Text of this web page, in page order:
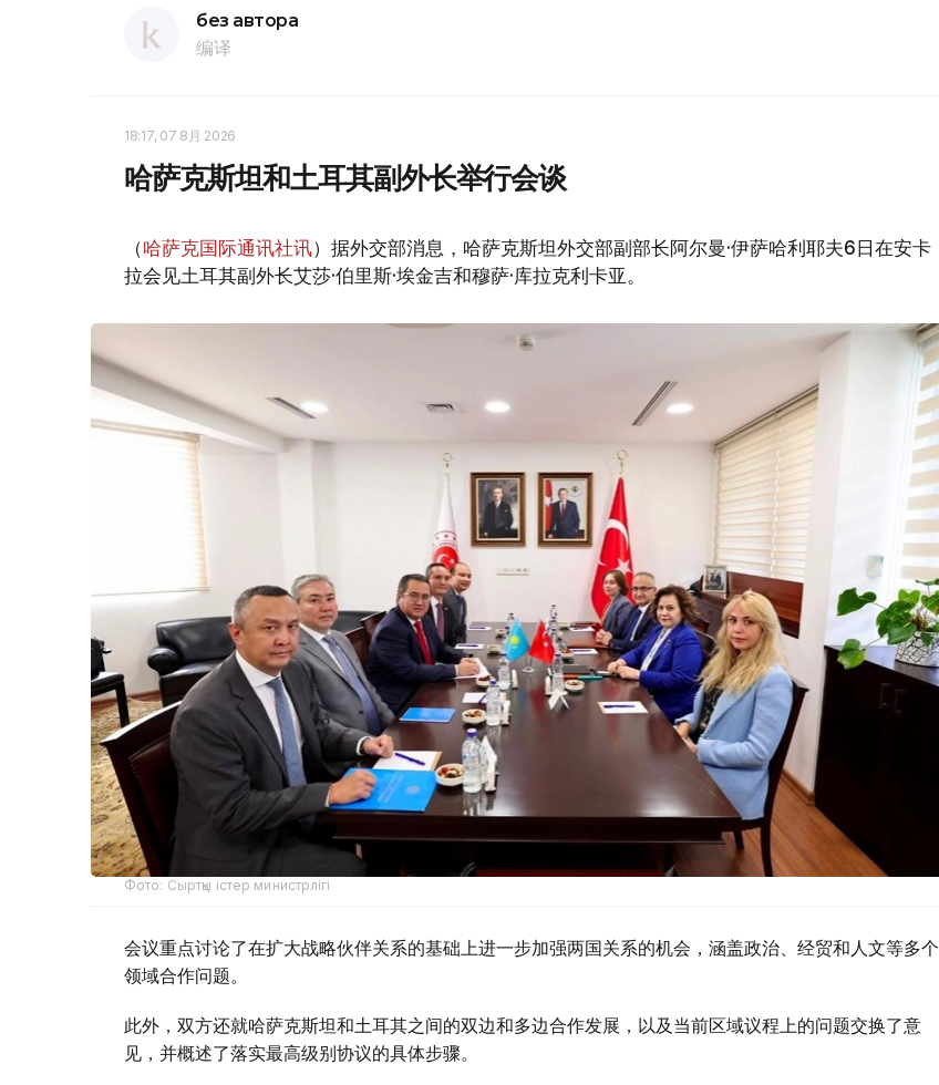
без автора
编译
18:17, 07 8月 2026
哈萨克斯坦和土耳其副外长举行会谈
（哈萨克国际通讯社讯）据外交部消息，哈萨克斯坦外交部副部长阿尔曼·伊萨哈利耶夫6日在安卡
拉会见土耳其副外长艾莎·伯里斯·埃金吉和穆萨·库拉克利卡亚。
Фото: Сыртқы істер министрлігі
会议重点讨论了在扩大战略伙伴关系的基础上进一步加强两国关系的机会，涵盖政治、经贸和人文等多个
领域合作问题。
此外，双方还就哈萨克斯坦和土耳其之间的双边和多边合作发展，以及当前区域议程上的问题交换了意
见，并概述了落实最高级别协议的具体步骤。